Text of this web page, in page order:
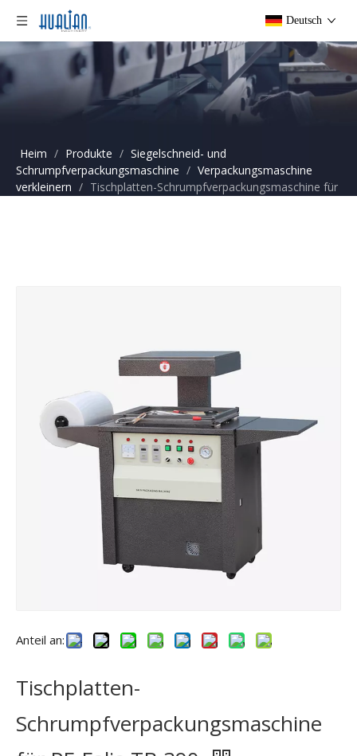
Deutsch
Heim / Produkte / Siegelschneid- und
Schrumpfverpackungsmaschine / Verpackungsmaschine
verkleinern / Tischplatten-Schrumpfverpackungsmaschine für
Anteil an:
Tischplatten-
Schrumpfverpackungsmaschine